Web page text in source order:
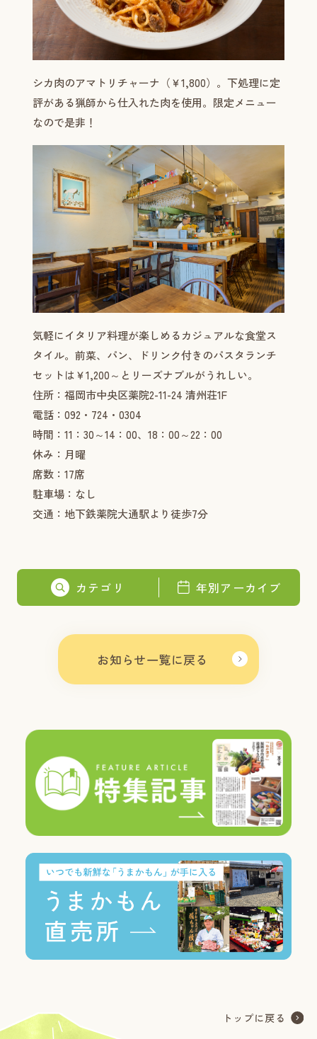
お知らせ一覧に戻る
カテゴリ 年別アーカイブ
シカ肉のアマトリチャーナ（￥1,800）。下処理に定
評がある猟師から仕入れた肉を使用。限定メニュー
なので是非！
気軽にイタリア料理が楽しめるカジュアルな食堂ス
タイル。前菜、パン、ドリンク付きのパスタランチ
セットは￥1,200～とリーズナブルがうれしい。
住所：福岡市中央区薬院2-11-24 清州荘1F
電話：092・724・0304
時間：11：30～14：00、18：00～22：00
休み：月曜
席数：17席
駐車場：なし
交通：地下鉄薬院大通駅より徒歩7分